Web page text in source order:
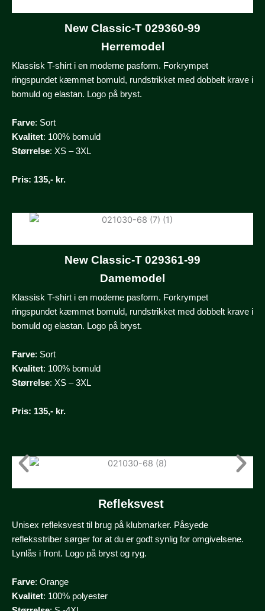
New Classic-T 029360-99
Herremodel
Klassisk T-shirt i en moderne pasform. Forkrympet
ringspundet kæmmet bomuld, rundstrikket med dobbelt krave i
bomuld og elastan. Logo på bryst.
Farve: Sort
Kvalitet: 100% bomuld
Størrelse: XS – 3XL
Pris: 135,- kr.
New Classic-T 029361-99
Damemodel
Klassisk T-shirt i en moderne pasform. Forkrympet
ringspundet kæmmet bomuld, rundstrikket med dobbelt krave i
bomuld og elastan. Logo på bryst.
Farve: Sort
Kvalitet: 100% bomuld
Størrelse: XS – 3XL
Pris: 135,- kr.
Refleksvest
Unisex refleksvest til brug på klubmarker. Påsyede
refleksstriber sørger for at du er godt synlig for omgivelsene.
Lynlås i front. Logo på bryst og ryg.
Farve: Orange
Kvalitet: 100% polyester